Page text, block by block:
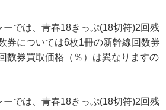
では、青春18きっぷ(18切符)2回残
券については6枚1冊の新幹線回数券
数券買取価格（％）は異なりますの
では、青春18きっぷ(18切符)2回残